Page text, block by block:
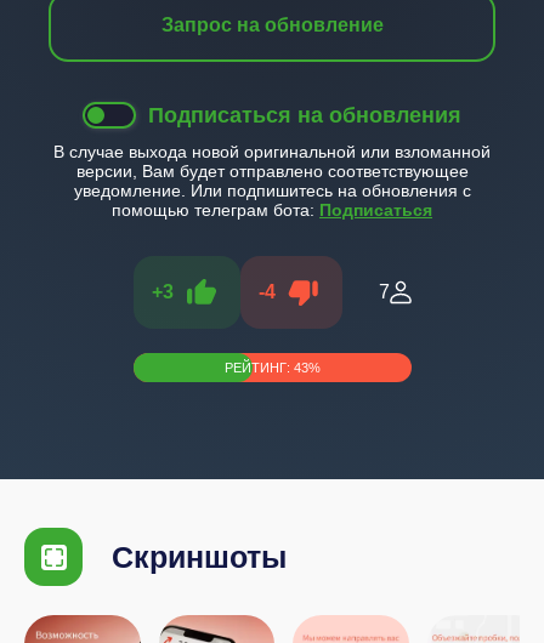
Запрос на обновление
Подписаться на обновления
В случае выхода новой оригинальной или взломанной
версии, Вам будет отправлено соответствующее
уведомление. Или подпишитесь на обновления с
помощью телеграм бота: Подписаться
+3 -4 7
РЕЙТИНГ: 43%
Скриншоты